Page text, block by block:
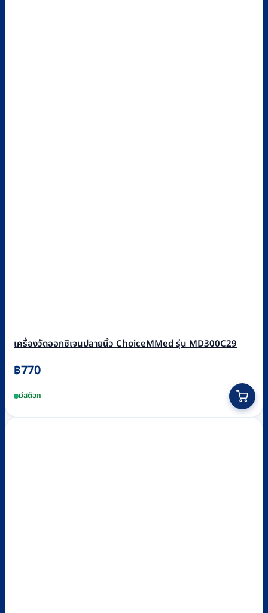
เครื่องวัดออกซิเจนปลายนิ้ว ChoiceMMed รุ่น MD300C29
฿770
มีสต็อก